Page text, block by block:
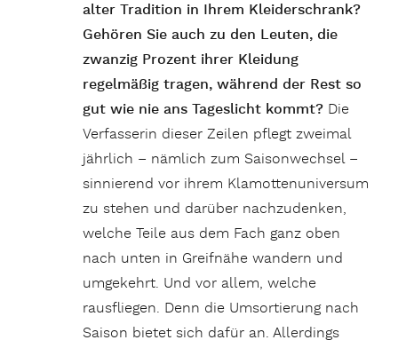
alter Tradition in Ihrem Kleiderschrank?
Gehören Sie auch zu den Leuten, die
zwanzig Prozent ihrer Kleidung
regelmäßig tragen, während der Rest so
gut wie nie ans Tageslicht kommt? Die
Verfasserin dieser Zeilen pflegt zweimal
jährlich – nämlich zum Saisonwechsel –
sinnierend vor ihrem Klamottenuniversum
zu stehen und darüber nachzudenken,
welche Teile aus dem Fach ganz oben
nach unten in Greifnähe wandern und
umgekehrt. Und vor allem, welche
rausfliegen. Denn die Umsortierung nach
Saison bietet sich dafür an. Allerdings